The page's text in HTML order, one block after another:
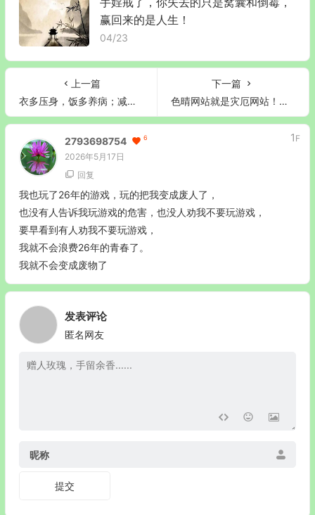
赢回来的是人生！
04/23
上一篇
衣多压身，饭多养病；减衣增福，减食增寿
下一篇
色晴网站就是灾厄网站！谁看谁倒霉！
2793698754 6
2026年5月17日
1 F
回复
我也玩了26年的游戏，玩的把我变成废人了，
也没有人告诉我玩游戏的危害，也没人劝我不要玩游戏，
要早看到有人劝我不要玩游戏，
我就不会浪费26年的青春了。
我就不会变成废物了
发表评论
匿名网友
昵称